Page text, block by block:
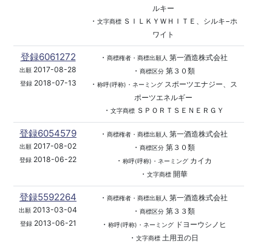
ルキー
・ 文字商標ＳＩＬＫＹＷＨＩＴＥ、シルキ−ホ
ワイト
登録6061272
出願 2017-08-28
登録2018-07-13
・ 商標権者・商標出願人 第一酒造株式会社
・ 商標区分第３０類
・ 称呼(呼称)・ネーミングスポーツエナジー、ス
ポーツエネルギー
・ 文字商標ＳＰＯＲＴＳＥＮＥＲＧＹ
登録6054579
出願 2017-08-02
登録 2018-06-22
・ 商標権者・商標出願人 第一酒造株式会社
・ 商標区分第３０類
・ 称呼(呼称)・ネーミングカイカ
・ 文字商標開華
登録5592264
出願 2013-03-04
登録2013-06-21
・ 商標権者・商標出願人 第一酒造株式会社
・ 商標区分第３３類
・ 称呼(呼称)・ネーミングドヨーウシノヒ
・ 文字商標土用丑の日